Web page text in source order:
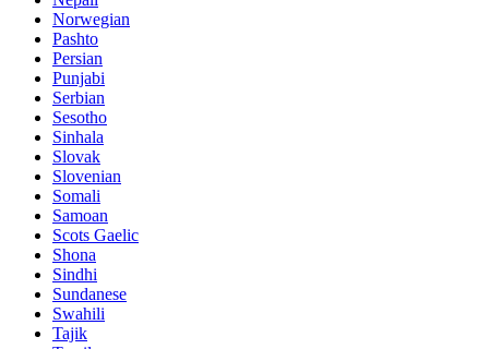
Norwegian
Pashto
Persian
Punjabi
Serbian
Sesotho
Sinhala
Slovak
Slovenian
Somali
Samoan
Scots Gaelic
Shona
Sindhi
Sundanese
Swahili
Tajik